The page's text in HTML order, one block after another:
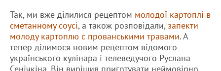
Так, ми вже ділилися рецептом молодої картоплі в
сметанному соусі, а також розповідали, запекти
молоду картоплю с прованськими травами. А
тепер ділимося новим рецептом відомого
українського кулінара і телеведучого Руслана
Сенічкіна. Він вирішив приготувати неймовірно